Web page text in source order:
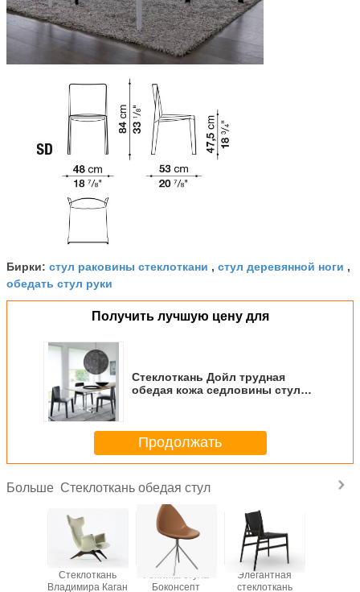
Бирки: стул раковины стеклоткани , стул деревянной ноги ,
обедать стул руки
Получить лучшую цену для
Стеклоткань Дойл трудная
обедая кожа седловины стула
Продолжать
Больше Стеклоткань обедая стул
Стеклоткань
Владимира Каган
Реплика стула
Боконсепт
Элегантная
стеклоткань